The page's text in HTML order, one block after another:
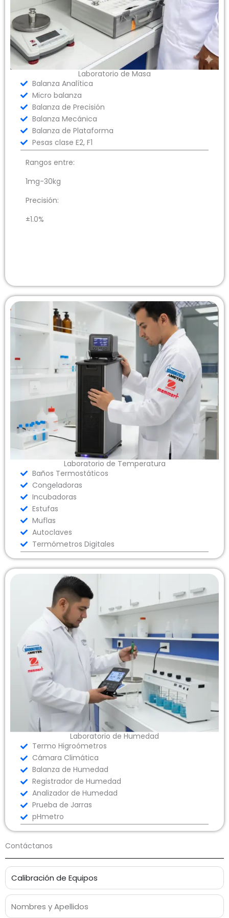
Laboratorio de Masa
Balanza Analítica
Micro balanza
Balanza de Precisión
Balanza Mecánica
Balanza de Plataforma
Pesas clase E2, F1
Rangos entre:
1mg-30kg
Precisión:
±1.0%
Laboratorio de Temperatura
Baños Termostáticos
Congeladoras
Incubadoras
Estufas
Muflas
Autoclaves
Termómetros Digitales
Laboratorio de Humedad
Termo Higroómetros
Cámara Climática
Balanza de Humedad
Registrador de Humedad
Analizador de Humedad
Prueba de Jarras
pHmetro
Contáctanos
S
e
r
N
o